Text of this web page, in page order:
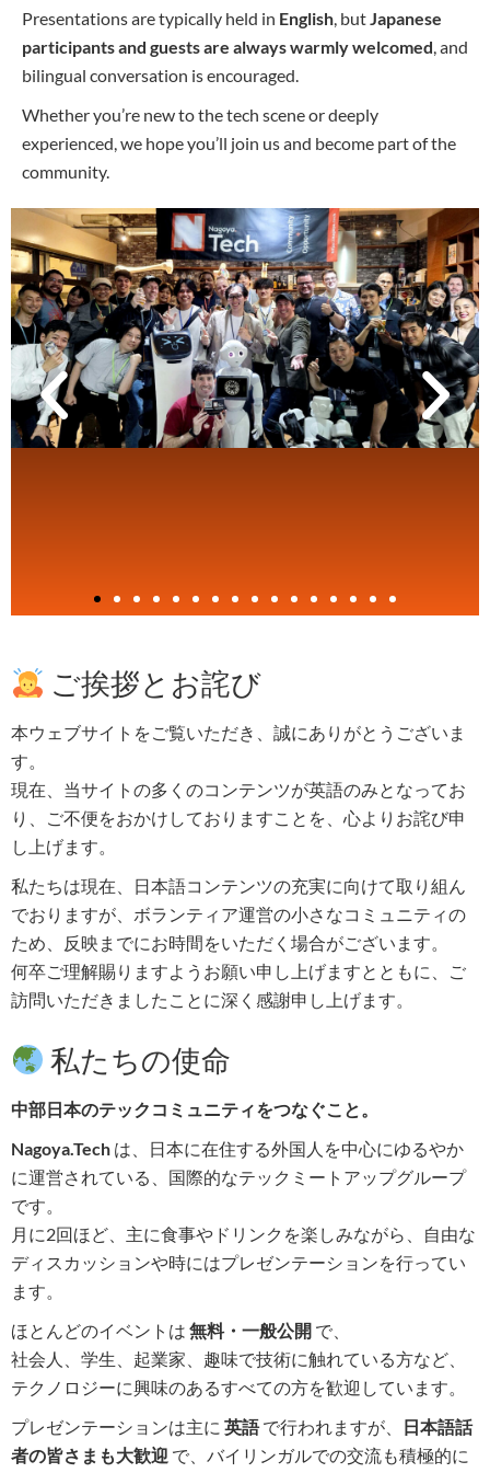
Presentations are typically held in English, butJapanese
participants and guests are always warmly welcomed, and
bilingual conversation is encouraged.
Whether you’re new to the tech scene or deeply
experienced, we hope you’ll join us and become part of the
community.
ご挨拶とお詫び
本ウェブサイトをご覧いただき、誠にありがとうございま
す。
現在、当サイトの多くのコンテンツが英語のみとなってお
り、ご不便をおかけしておりますことを、心よりお詫び申
し上げます。
私たちは現在、日本語コンテンツの充実に向けて取り組ん
でおりますが、ボランティア運営の小さなコミュニティの
ため、反映までにお時間をいただく場合がございます。
何卒ご理解賜りますようお願い申し上げますとともに、ご
訪問いただきましたことに深く感謝申し上げます。
私たちの使命
中部日本のテックコミュニティをつなぐこと。
Nagoya.Tech は、日本に在住する外国人を中心にゆるやか
に運営されている、国際的なテックミートアップグループ
です。
月に2回ほど、主に食事やドリンクを楽しみながら、自由な
ディスカッションや時にはプレゼンテーションを行ってい
ます。
ほとんどのイベントは 無料・一般公開 で、
社会人、学生、起業家、趣味で技術に触れている方など、
テクノロジーに興味のあるすべての方を歓迎しています。
プレゼンテーションは主に 英語で行われますが、
日本語話
者の皆さまも大歓迎 で、バイリンガルでの交流も積極的に